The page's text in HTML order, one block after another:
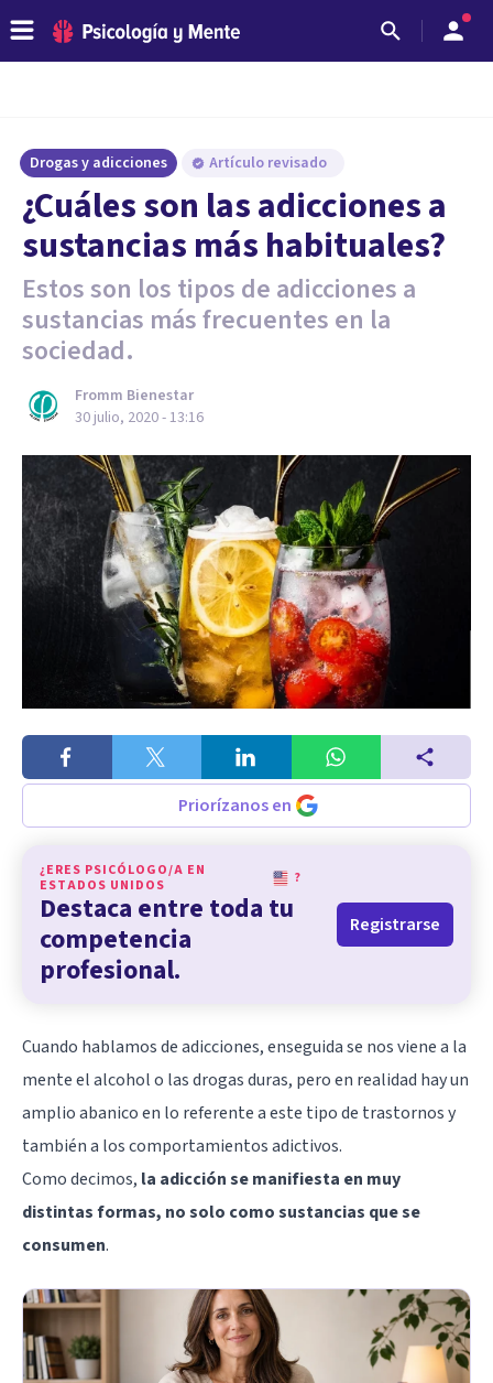
Drogas y adicciones Artículo revisado
¿Cuáles son las adicciones a
sustancias más habituales?
Estos son los tipos de adicciones a
sustancias más frecuentes en la
sociedad.
Fromm Bienestar
30 julio, 2020 - 13:16
Priorízanos en
¿ERES PSICÓLOGO/A EN
ESTADOS UNIDOS
?
Destaca entre toda tu
competencia
profesional.
Registrarse
Cuando hablamos de adicciones, enseguida se nos viene a la
mente el alcohol o las drogas duras, pero en realidad hay un
amplio abanico en lo referente a este tipo de trastornos y
también a los comportamientos adictivos.
Como decimos, la adicción se manifiesta en muy
distintas formas, no solo como sustancias que se
consumen.